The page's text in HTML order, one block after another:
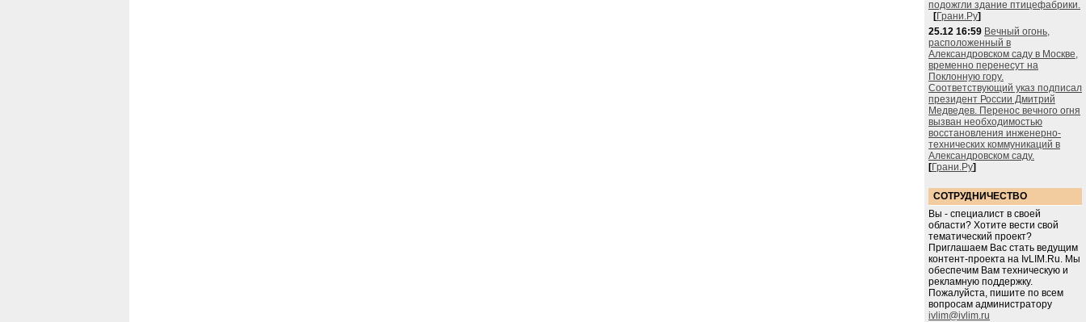
подожгли здание птицефабрики.
[Грани.Ру]
25.12 16:59 Вечный огонь,
расположенный в
Александровском саду в Москве,
временно перенесут на
Поклонную гору.
Соответствующий указ подписал
президент России Дмитрий
Медведев. Перенос вечного огня
вызван необходимостью
восстановления инженерно-
технических коммуникаций в
Александровском саду.
[Грани.Ру]
СОТРУДНИЧЕСТВО
Вы - специалист в своей
области? Хотите вести свой
тематический проект?
Приглашаем Вас стать ведущим
контент-проекта на IvLIM.Ru. Мы
обеспечим Вам техническую и
рекламную поддержку.
Пожалуйста, пишите по всем
вопросам администратору
ivlim@ivlim.ru